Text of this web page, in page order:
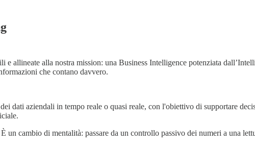
e allineate alla nostra mission: una Business Intelligence potenziata
che contano davvero.
dati aziendali in tempo reale o quasi reale, con l'obiettivo di supportare
cambio di mentalità: passare da un controllo passivo dei numeri a una